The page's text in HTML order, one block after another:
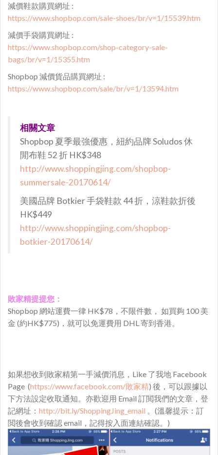
減價鞋款購買網址 :
https://www.shopbop.com/sale-shoes/br/v=1/15539.htm
減價手袋購買網址 :
https://www.shopbop.com/shop-category-sale-
bags/br/v=1/15355.htm
Shopbop 減價貨品購買網址 :
https://www.shopbop.com/sale/br/v=1/13594.htm
相關文章
Shopbop 夏季最強優惠，紐約品牌 Soludos 休
閒布鞋 52 折 HK$348
http://www.shoppingjing.com/shopbop-
summersale-20170614/
美國品牌 Botkier 手袋鞋款 44 折，涼鞋款折後
HK$449
http://www.shoppingjing.com/shopbop-
botkier-20170614/
敗家精提提您：
​Shopbop 網站運費一律 HK$78，不限件數， 如買夠 100 美
金 (約HK$775)，就可以免運費用 DHL 寄到香港。
如果想收到敗家精第一手減價消息，Like 了我地 Facebook
Page (https://www.facebook.com/敗家精) 後，可以跟據以
下方法設定收取通知。亦歡迎用 Email 訂閲我們的文章，登
記網址： http://bit.ly/ShoppingJing_email 。(溫馨提示：訂
閲後會收到確認 email，記得按入面連結確認。)